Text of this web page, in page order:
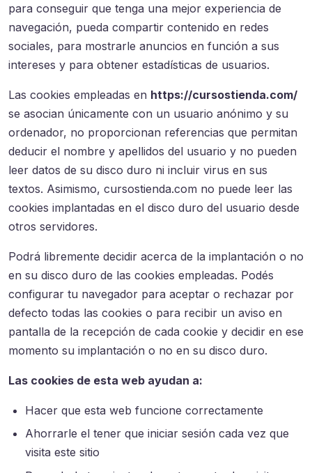
para conseguir que tenga una mejor experiencia de
navegación, pueda compartir contenido en redes
sociales, para mostrarle anuncios en función a sus
intereses y para obtener estadísticas de usuarios.
Las cookies empleadas en https://cursostienda.com/
se asocian únicamente con un usuario anónimo y su
ordenador, no proporcionan referencias que permitan
deducir el nombre y apellidos del usuario y no pueden
leer datos de su disco duro ni incluir virus en sus
textos. Asimismo, cursostienda.com no puede leer las
cookies implantadas en el disco duro del usuario desde
otros servidores.
Podrá libremente decidir acerca de la implantación o no
en su disco duro de las cookies empleadas. Podés
configurar tu navegador para aceptar o rechazar por
defecto todas las cookies o para recibir un aviso en
pantalla de la recepción de cada cookie y decidir en ese
momento su implantación o no en su disco duro.
Las cookies de esta web ayudan a:
Hacer que esta web funcione correctamente
Ahorrarle el tener que iniciar sesión cada vez que
visita este sitio